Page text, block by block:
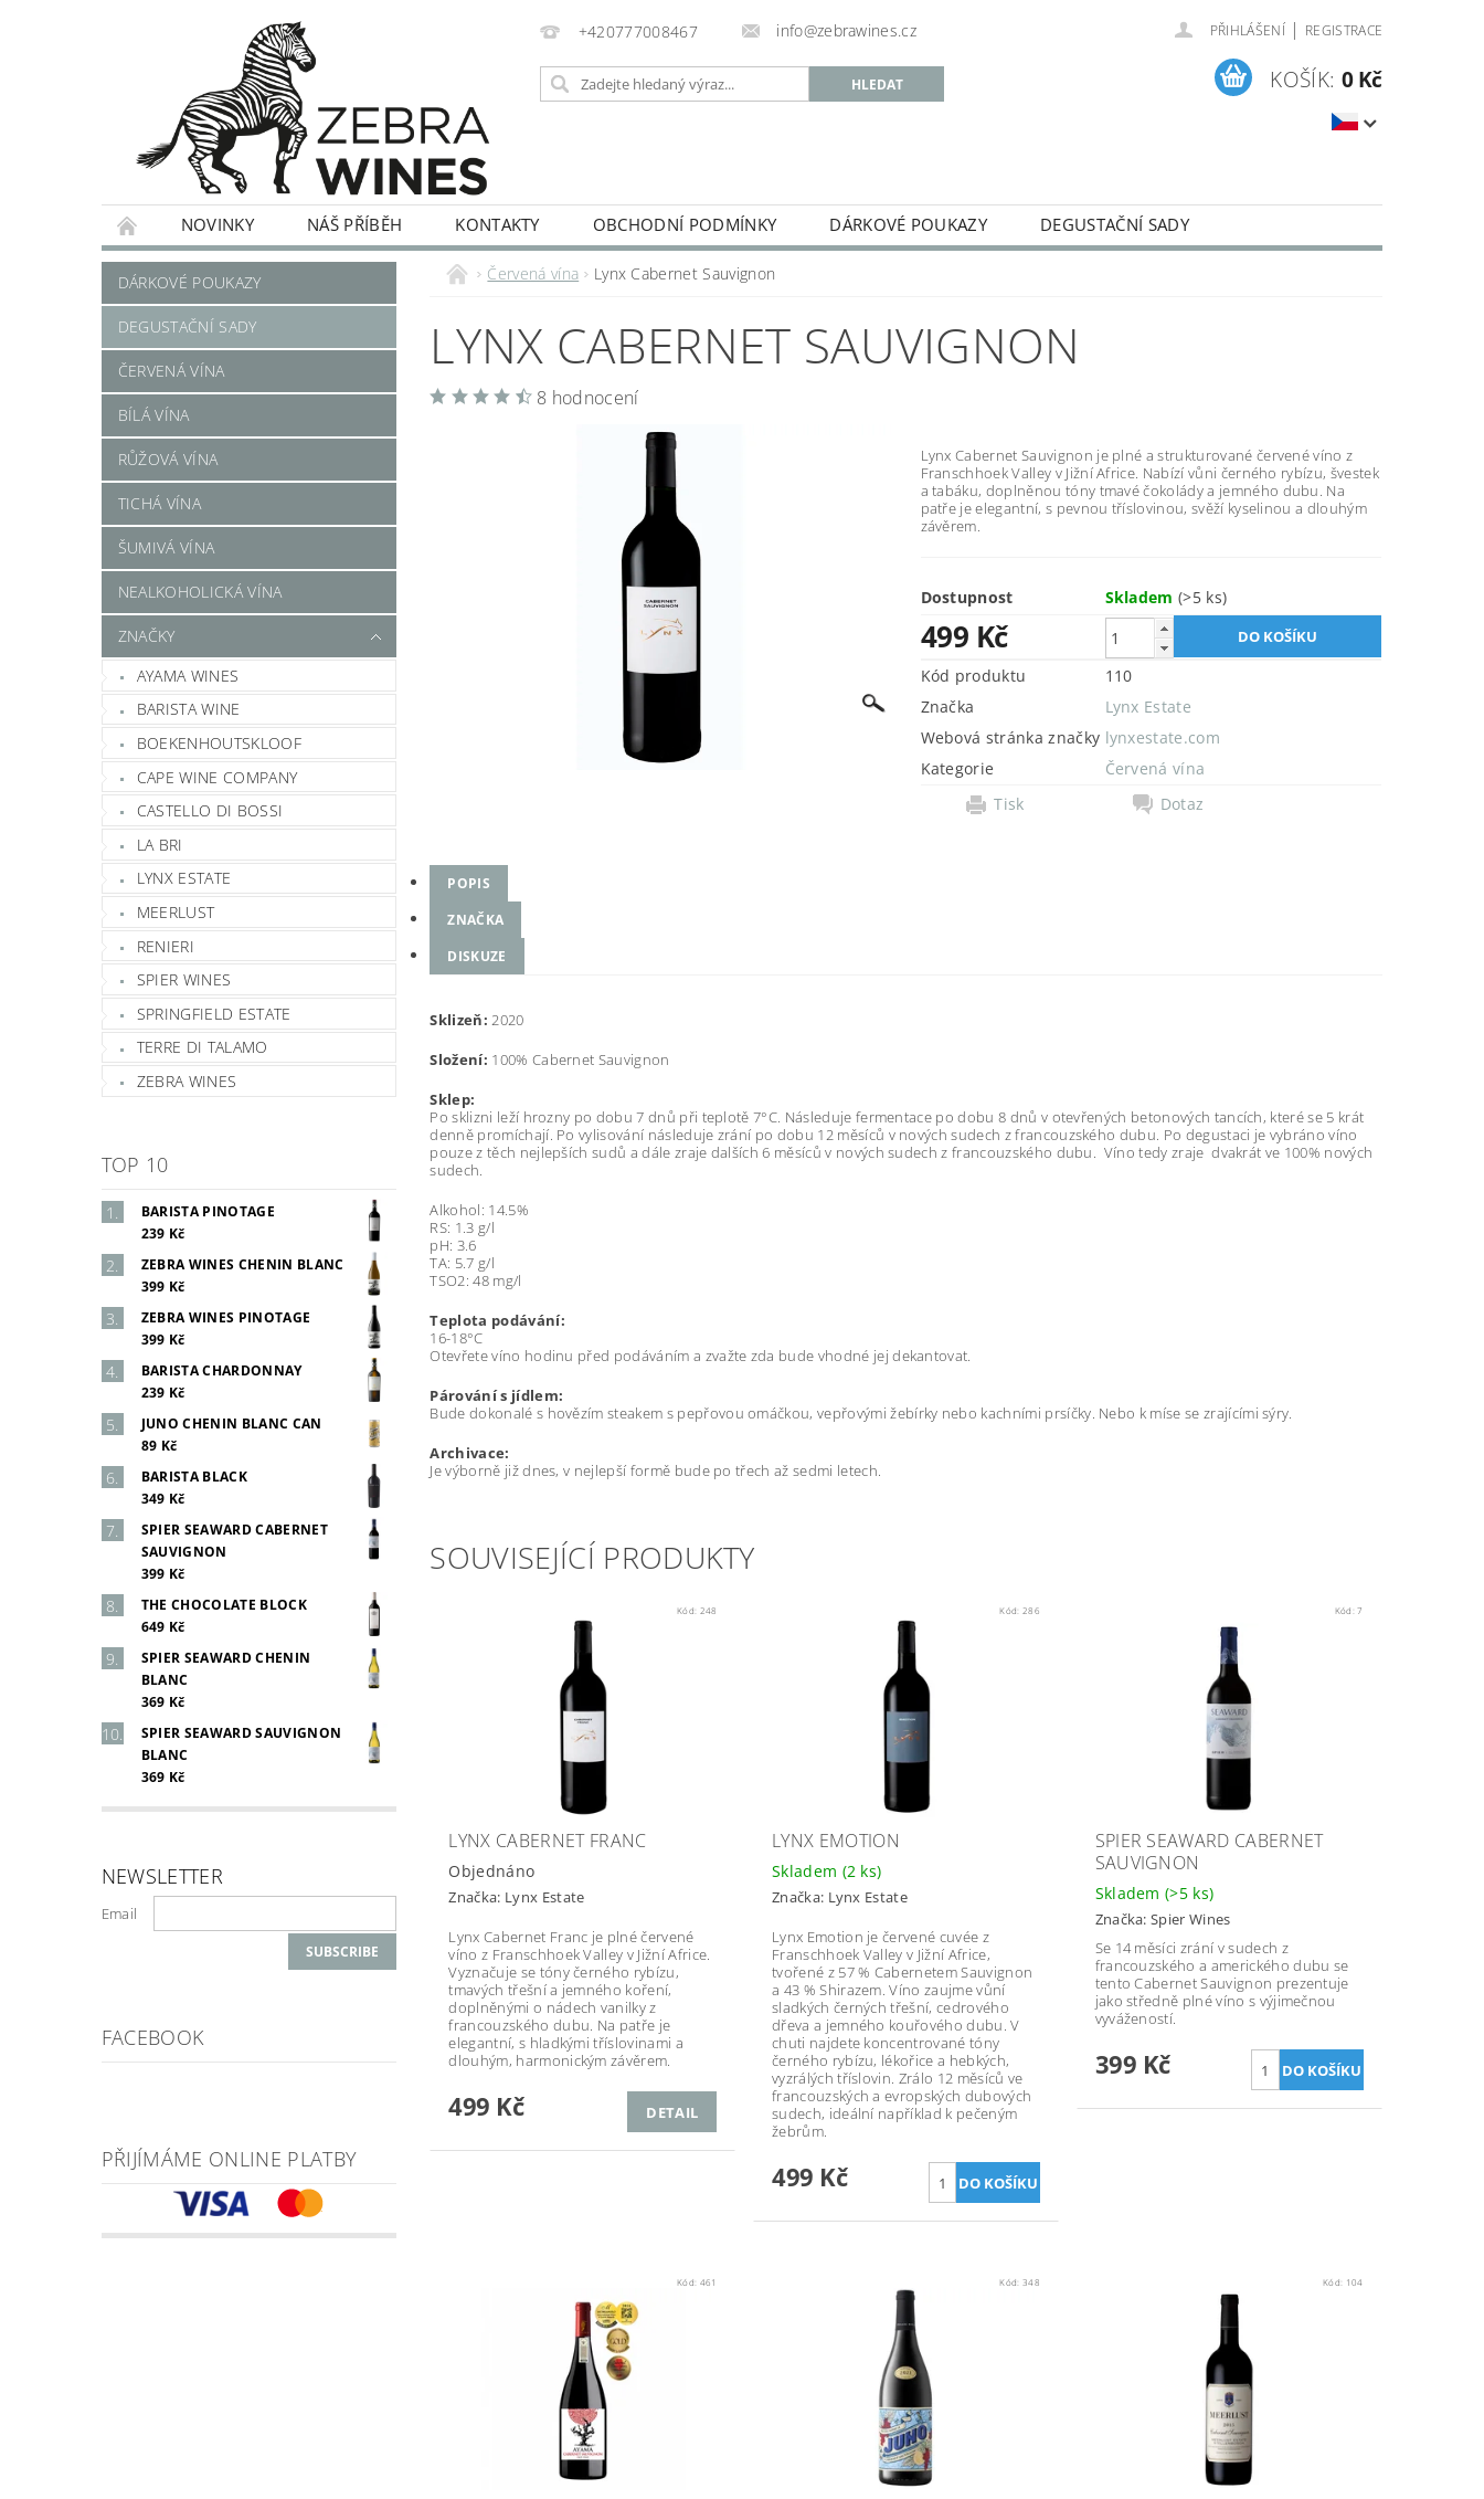
+420777008467 info@zebrawines.cz PŘIHLÁŠENÍ | REGISTRACE
KOŠÍK: 0 Kč
NOVINKY NÁŠ PŘÍBĚH KONTAKTY OBCHODNÍ PODMÍNKY DÁRKOVÉ POUKAZY
DEGUSTAČNÍ SADY
ČERVENÁ VÍNA
BÍLÁ VÍNA RŮŽOVÁ VÍNA TICHÁ VÍNA ŠUMIVÁ VÍNA
DÁRKOVÉ POUKAZY
DEGUSTAČNÍ SADY
ČERVENÁ VÍNA
BÍLÁ VÍNA
RŮŽOVÁ VÍNA
TICHÁ VÍNA
ŠUMIVÁ VÍNA
NEALKOHOLICKÁ VÍNA
ZNAČKY
AYAMA WINES
BARISTA WINE
BOEKENHOUTSKLOOF
CAPE WINE COMPANY
CASTELLO DI BOSSI
LA BRI
LYNX ESTATE
MEERLUST
RENIERI
SPIER WINES
SPRINGFIELD ESTATE
TERRE DI TALAMO
ZEBRA WINES
TOP 10
BARISTA PINOTAGE
239 Kč
ZEBRA WINES CHENIN BLANC
399 Kč
ZEBRA WINES PINOTAGE
399 Kč
BARISTA CHARDONNAY
239 Kč
JUNO CHENIN BLANC CAN
89 Kč
BARISTA BLACK
349 Kč
SPIER SEAWARD CABERNET
SAUVIGNON
399 Kč
THE CHOCOLATE BLOCK
649 Kč
SPIER SEAWARD CHENIN
BLANC
369 Kč
SPIER SEAWARD SAUVIGNON
BLANC
369 Kč
NEWSLETTER
Email
FACEBOOK
PŘIJÍMÁME ONLINE PLATBY
Červená vína Lynx Cabernet Sauvignon
LYNX CABERNET SAUVIGNON
8 hodnocení
Lynx Cabernet Sauvignon je plné a strukturované červené víno z
Franschhoek Valley v Jižní Africe. Nabízí vůni černého rybízu, švestek
a tabáku, doplněnou tóny tmavé čokolády a jemného dubu. Na
patře je elegantní, s pevnou tříslovinou, svěží kyselinou a dlouhým
závěrem.
Dostupnost Skladem(>5 ks)
499 Kč
Kód produktu
110
Značka
Lynx Estate
Webová stránka značky lynxestate.com
Kategorie
Červená vína
Tisk
Dotaz
POPIS
ZNAČKA
DISKUZE
Sklizeň: 2020
Složení: 100% Cabernet Sauvignon
Sklep:
Po sklizni leží hrozny po dobu 7 dnů při teplotě 7°C. Následuje fermentace po dobu 8 dnů v otevřených betonových tancích, které se 5 krát
denně promíchají. Po vylisování následuje zrání po dobu 12 měsíců v nových sudech z francouzského dubu. Po degustaci je vybráno víno
pouze z těch nejlepších sudů a dále zraje dalších 6 měsíců v nových sudech z francouzského dubu. Víno tedy zraje dvakrát ve 100% nových
sudech.
Alkohol: 14.5%
RS: 1.3 g/l
pH: 3.6
TA: 5.7 g/l
TSO2: 48 mg/l
Teplota podávání:
16-18°C
Otevřete víno hodinu před podáváním a zvažte zda bude vhodné jej dekantovat.
Párování s jídlem:
Bude dokonalé s hovězím steakem s pepřovou omáčkou, vepřovými žebírky nebo kachními prsíčky. Nebo k míse se zrajícími sýry.
Archivace:
Je výborně již dnes, v nejlepší formě bude po třech až sedmi letech.
SOUVISEJÍCÍ PRODUKTY
Kód: 248
LYNX CABERNET FRANC
Objednáno
Značka: Lynx Estate
Lynx Cabernet Franc je plné červené
víno z Franschhoek Valley v Jižní Africe.
Vyznačuje se tóny černého rybízu,
tmavých třešní a jemného koření,
doplněnými o nádech vanilky z
francouzského dubu. Na patře je
elegantní, s hladkými tříslovinami a
dlouhým, harmonickým závěrem.
499 Kč DETAIL
Kód:286
LYNX EMOTION
Skladem (2 ks)
Značka: Lynx Estate
Lynx Emotion je červené cuvée z
Franschhoek Valley v Jižní Africe,
tvořené z 57 % Cabernetem Sauvignon
a 43 % Shirazem. Víno zaujme vůní
sladkých černých třešní, cedrového
dřeva a jemného kouřového dubu. V
chuti najdete koncentrované tóny
černého rybízu, lékořice a hebkých,
vyzrálých tříslovin. Zrálo 12 měsíců ve
francouzských a evropských dubových
sudech, ideální například k pečeným
žebrům.
499 Kč
Kód:7
SPIER SEAWARD CABERNET
SAUVIGNON
Skladem(>5 ks)
Značka:Spier Wines
Se 14 měsíci zrání v sudech z
francouzského a amerického dubu se
tento Cabernet Sauvignon prezentuje
jako středně plné víno s výjimečnou
vyvážeností.
399 Kč
Kód: 461 Kód:348 Kód: 104